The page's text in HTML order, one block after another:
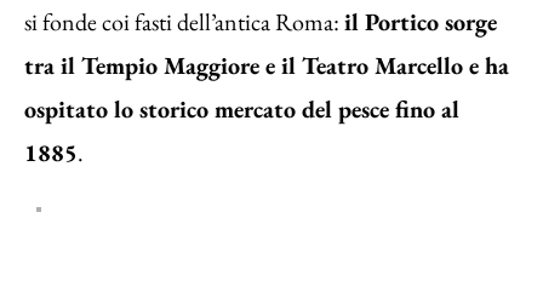
si fonde coi fasti dell’antica Roma:il Portico sorge
tra il Tempio Maggiore e il Teatro Marcello e ha
ospitato lo storico mercato del pesce fino al
1885.